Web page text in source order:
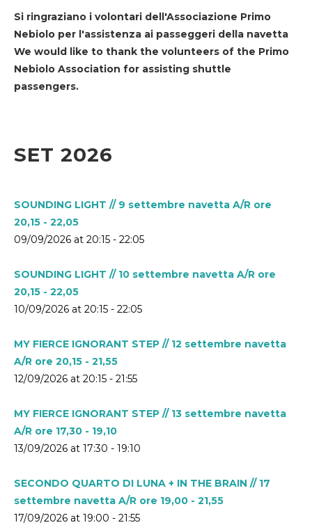
Si ringraziano i volontari dell'Associazione Primo
Nebiolo per l'assistenza ai passeggeri della navetta
We would like to thank the volunteers of the Primo
Nebiolo Association for assisting shuttle
passengers.
SET 2026
SOUNDING LIGHT // 9 settembre navetta A/R ore
20,15 - 22,05
09/09/2026 at 20:15 - 22:05
SOUNDING LIGHT // 10 settembre navetta A/R ore
20,15 - 22,05
10/09/2026 at 20:15 - 22:05
MY FIERCE IGNORANT STEP // 12 settembre navetta
A/R ore 20,15 - 21,55
12/09/2026 at 20:15 - 21:55
MY FIERCE IGNORANT STEP // 13 settembre navetta
A/R ore 17,30 - 19,10
13/09/2026 at 17:30 - 19:10
SECONDO QUARTO DI LUNA + IN THE BRAIN // 17
settembre navetta A/R ore 19,00 - 21,55
17/09/2026 at 19:00 - 21:55